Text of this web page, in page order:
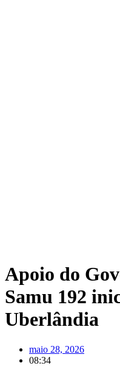
Apoio do
Samu 192
Uberlândia
maio 28, 2026
08:34